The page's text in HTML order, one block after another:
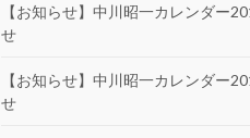
【お知らせ】中川昭一カレンダー
せ
【お知らせ】中川昭一カレンダー
せ